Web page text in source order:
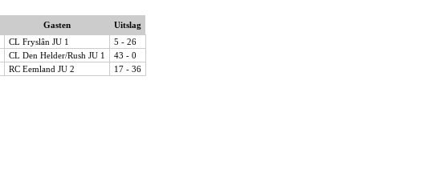
Gasten
Uitslag
CL Fryslân JU 1
5 - 26
CL Den Helder/Rush JU 1
43 - 0
RC Eemland JU 2 17 - 36